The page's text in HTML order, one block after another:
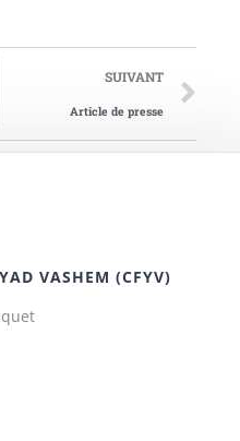
SUIVANT
Article de presse
VASHEM (CFYV)